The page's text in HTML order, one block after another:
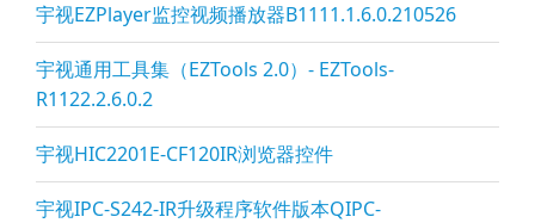
宇视EZPlayer监控视频播放器B1111.1.6.0.210526
宇视通用工具集（EZTools 2.0）- EZTools-
R1122.2.6.0.2
宇视HIC2201E-CF120IR浏览器控件
宇视IPC-S242-IR升级程序软件版本QIPC-